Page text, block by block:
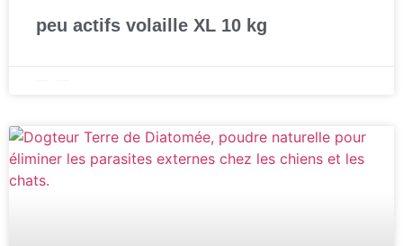
peu actifs volaille XL 10 kg